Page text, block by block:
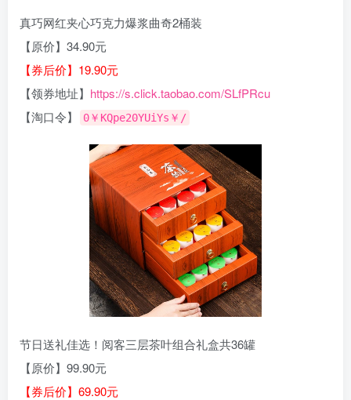
真巧网红夹心巧克力爆浆曲奇2桶装
【原价】34.90元
【券后价】19.90元
【领券地址】 https://s.click.taobao.com/SLfPRcu
【淘口令】
0￥KQpe20YUiYs￥/
节日送礼佳选！阅客三层茶叶组合礼盒共36罐
【原价】99.90元
【券后价】69.90元